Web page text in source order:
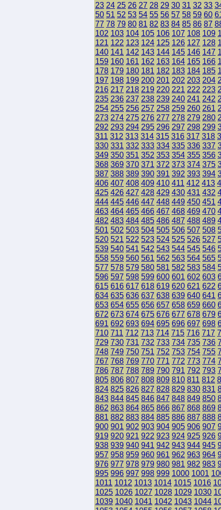
23 24 25 26 27 28 29 30 31 32 33
50 51 52 53 54 55 56 57 58 59 60
77 78 79 80 81 82 83 84 85 86 87
102 103 104 105 106 107 108 109
121 122 123 124 125 126 127 128
140 141 142 143 144 145 146 147
159 160 161 162 163 164 165 166
178 179 180 181 182 183 184 185
197 198 199 200 201 202 203 204
216 217 218 219 220 221 222 223
235 236 237 238 239 240 241 242
254 255 256 257 258 259 260 261
273 274 275 276 277 278 279 280
292 293 294 295 296 297 298 299
311 312 313 314 315 316 317 318
330 331 332 333 334 335 336 337
349 350 351 352 353 354 355 356
368 369 370 371 372 373 374 375
387 388 389 390 391 392 393 394
406 407 408 409 410 411 412 413
425 426 427 428 429 430 431 432
444 445 446 447 448 449 450 451
463 464 465 466 467 468 469 470
482 483 484 485 486 487 488 489
501 502 503 504 505 506 507 508
520 521 522 523 524 525 526 527
539 540 541 542 543 544 545 546
558 559 560 561 562 563 564 565
577 578 579 580 581 582 583 584
596 597 598 599 600 601 602 603
615 616 617 618 619 620 621 622
634 635 636 637 638 639 640 641
653 654 655 656 657 658 659 660
672 673 674 675 676 677 678 679
691 692 693 694 695 696 697 698
710 711 712 713 714 715 716 717
729 730 731 732 733 734 735 736
748 749 750 751 752 753 754 755
767 768 769 770 771 772 773 774
786 787 788 789 790 791 792 793
805 806 807 808 809 810 811 812
824 825 826 827 828 829 830 831
843 844 845 846 847 848 849 850
862 863 864 865 866 867 868 869
881 882 883 884 885 886 887 888
900 901 902 903 904 905 906 907
919 920 921 922 923 924 925 926
938 939 940 941 942 943 944 945
957 958 959 960 961 962 963 964
976 977 978 979 980 981 982 983
995 996 997 998 999 1000 1001
1011 1012 1013 1014 1015 1016
1025 1026 1027 1028 1029 1030
1039 1040 1041 1042 1043 1044